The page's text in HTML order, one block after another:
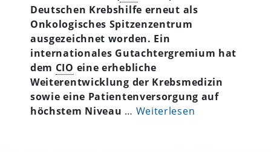
Deutschen Krebshilfe erneut als
Onkologisches Spitzenzentrum
ausgezeichnet worden. Ein
internationales Gutachtergremium hat
dem CIO eine erhebliche
Weiterentwicklung der Krebsmedizin
sowie eine Patientenversorgung auf
höchstem Niveau … Weiterlesen